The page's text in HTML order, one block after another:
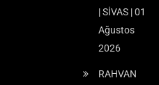
| SİVAS | 01
Ağustos
2026
RAHVAN